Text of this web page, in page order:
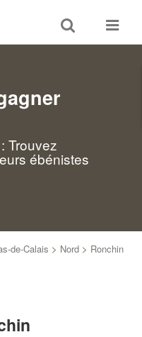
Toggle
search
Toggle
Trouvez
ébénistes
de-Calais > Nord > Ronchin